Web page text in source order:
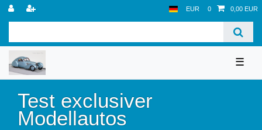
EUR 0 0,00 EUR
☰
Test exclusiver
Modellautos